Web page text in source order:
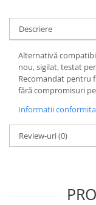
Descriere
Alternativă
nou, sigilat, testat
Recomandat pentru
fără compromisuri
Informatii
Review-uri(0)